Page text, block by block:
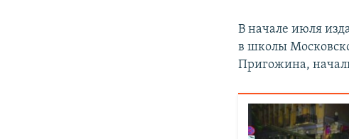
В начале июля
в школы
Пригожина,